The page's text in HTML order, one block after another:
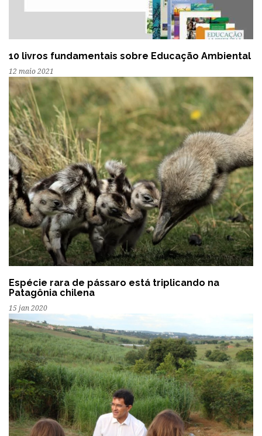
10 livros fundamentais sobre Educação Ambiental
12 maio 2021
Espécie rara de pássaro está triplicando na
Patagônia chilena
15 jan 2020